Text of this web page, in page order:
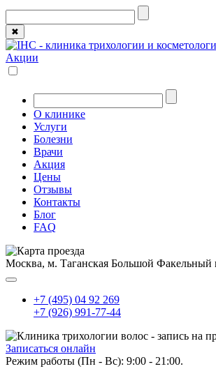
✖
Акции
О клинике
Услуги
Болезни
Врачи
Акция
Цены
Отзывы
Контакты
Блог
FAQ
Москва, м. Таганская Большой Факельный
+7 (495) 04 92 269
+7 (926) 991-77-44
Записаться онлайн
Режим работы (Пн - Вс): 9:00 - 21:00.